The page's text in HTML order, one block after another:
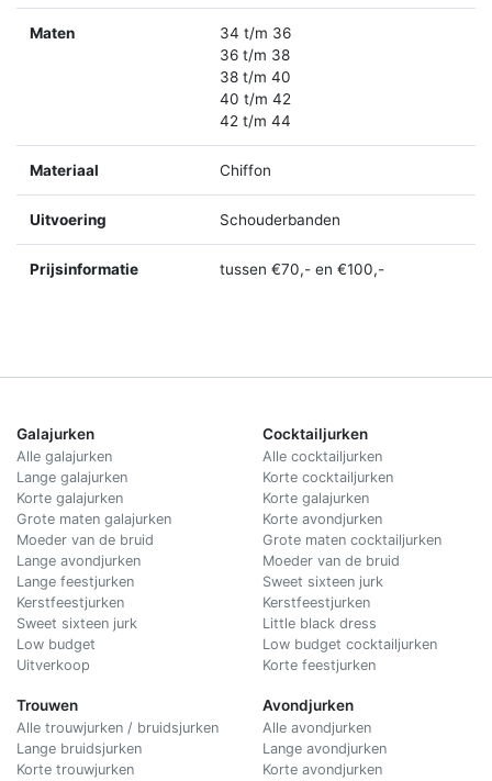
Maten
34 t/m 36
36 t/m 38
38 t/m 40
40 t/m 42
42 t/m 44
Materiaal Chiffon
Uitvoering Schouderbanden
Prijsinformatie tussen €70,- en €100,-
Galajurken
Alle galajurken
Lange galajurken
Korte galajurken
Grote maten galajurken
Moeder van de bruid
Lange avondjurken
Lange feestjurken
Kerstfeestjurken
Sweet sixteen jurk
Low budget
Uitverkoop
Trouwen
Alle trouwjurken / bruidsjurken
Lange bruidsjurken
Korte trouwjurken
Cocktailjurken
Alle cocktailjurken
Korte cocktailjurken
Korte galajurken
Korte avondjurken
Grote maten cocktailjurken
Moeder van de bruid
Sweet sixteen jurk
Kerstfeestjurken
Little black dress
Low budget cocktailjurken
Korte feestjurken
Avondjurken
Alle avondjurken
Lange avondjurken
Korte avondjurken